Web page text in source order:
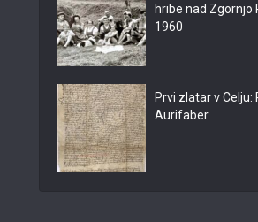
hribe nad Zgornjo
1960
Prvi zlatar v Celju:
Aurifaber